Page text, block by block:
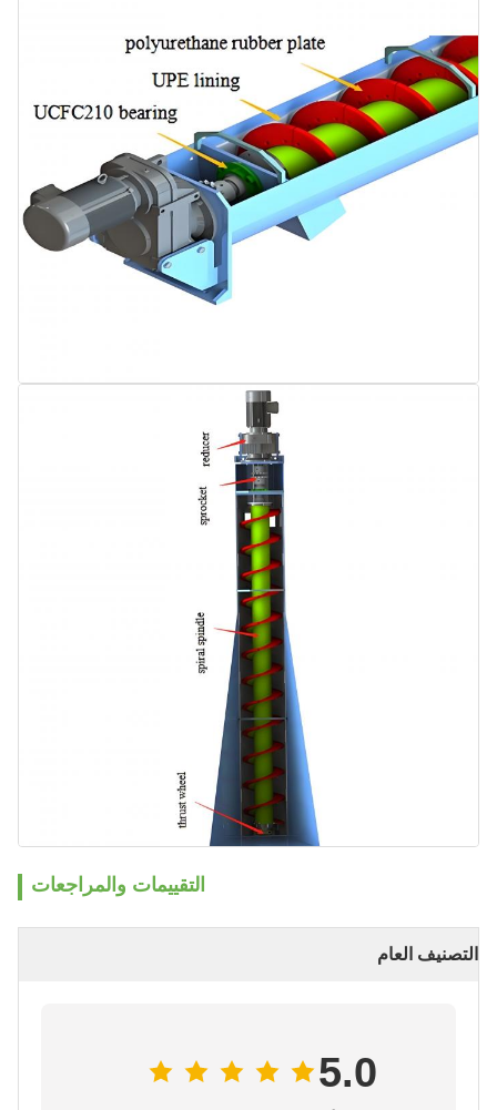
التقييمات والمراجعات
التصنيف العام
5.0